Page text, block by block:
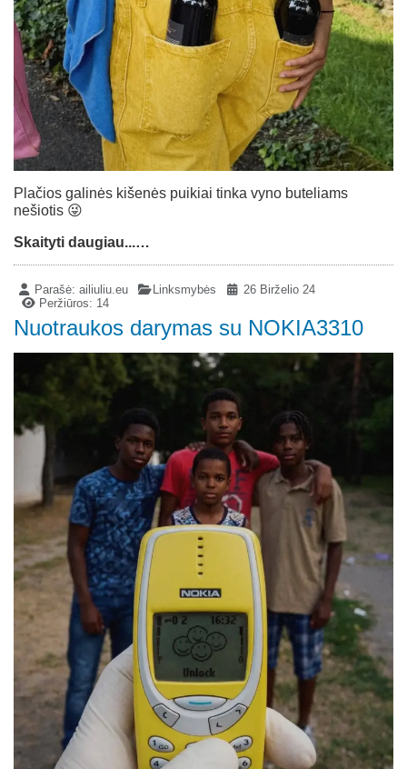
Plačios galinės kišenės puikiai tinka vyno buteliams
nešiotis 😜
Skaityti daugiau...…
Parašė:ailiuliu.eu Linksmybės
26 Birželio 24
Peržiūros: 14
Nuotraukos darymas su NOKIA3310